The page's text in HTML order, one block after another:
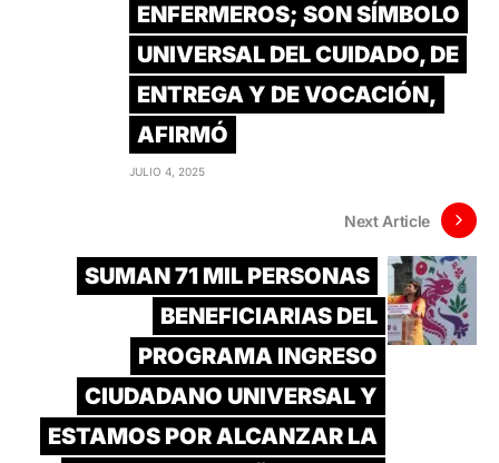
ENFERMEROS; SON SÍMBOLO
UNIVERSAL DEL CUIDADO, DE
ENTREGA Y DE VOCACIÓN,
AFIRMÓ
JULIO 4, 2025
Next Article
SUMAN 71 MIL PERSONAS
BENEFICIARIAS DEL
PROGRAMA INGRESO
CIUDADANO UNIVERSAL Y
ESTAMOS POR ALCANZAR LA